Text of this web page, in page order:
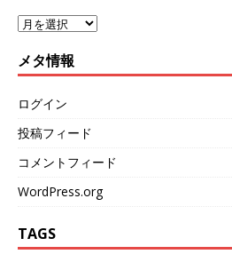
メタ情報
ログイン
投稿フィード
コメントフィード
WordPress.org
TAGS